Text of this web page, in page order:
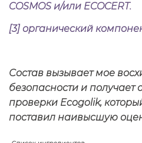
COSMOS и/или ECOCERT.
[3] органический
Состав вызывает мое
безопасности и
проверки Ecogolik,
поставил наивысшую